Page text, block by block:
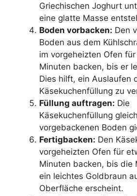
Griechischen Joghurt
eine glatte Masse
Boden vorbacken: Den
Boden aus dem
im vorgeheizten Ofen
Minuten backen, bis er
Dies hilft, ein Auslaufen
Käsekuchenfüllung zu
Füllung auftragen: Die
Käsekuchenfüllung
vorgebackenen Boden
Fertigbacken: Den
vorgeheizten Ofen für
Minuten backen, bis die
ein leichtes Goldbraun
Oberfläche erscheint.